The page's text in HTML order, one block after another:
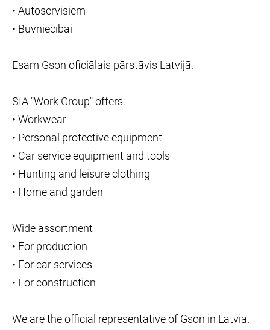
• Autoservisiem
• Būvniecībai
Esam Gson oficiālais pārstāvis Latvijā.
SIA "Work Group" offers:
• Workwear
• Personal protective equipment
• Car service equipment and tools
• Hunting and leisure clothing
• Home and garden
Wide assortment
• For production
• For car services
• For construction
We are the official representative of Gson in Latvia.